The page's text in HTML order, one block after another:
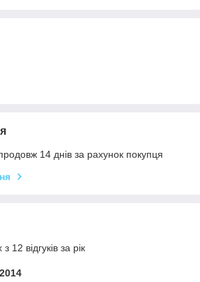
14 днів за рахунок покупця
12 відгуків за рік